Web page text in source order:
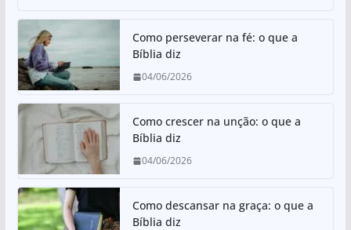
k
at
A
p
p
c
e
b
o
o
k
e
Como perseverar na fé: o que a
Bíblia diz
04/06/2026
Como crescer na unção: o que a
Bíblia diz
04/06/2026
Como descansar na graça: o que a
Bíblia diz